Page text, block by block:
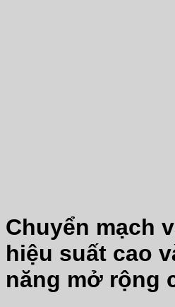
Chuyển mạch
hiệu suất cao
năng mở rộng